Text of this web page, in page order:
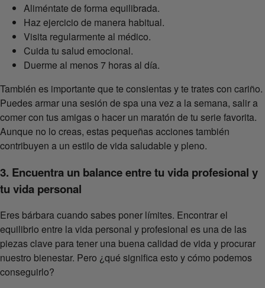
Aliméntate de forma equilibrada.
Haz ejercicio de manera habitual.
Visita regularmente al médico.
Cuida tu salud emocional.
Duerme al menos 7 horas al día.
También es importante que te consientas y te trates con cariño.
Puedes armar una sesión de spa una vez a la semana, salir a
comer con tus amigas o hacer un maratón de tu serie favorita.
Aunque no lo creas, estas pequeñas acciones también
contribuyen a un estilo de vida saludable y pleno.
3. Encuentra un balance entre tu vida profesional y
tu vida personal
Eres bárbara cuando sabes poner límites. Encontrar el
equilibrio entre la vida personal y profesional es una de las
piezas clave para tener una buena calidad de vida y procurar
nuestro bienestar. Pero ¿qué significa esto y cómo podemos
conseguirlo?